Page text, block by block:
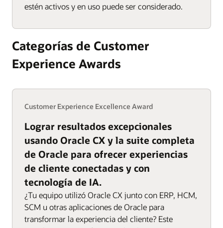
estén activos y en uso puede ser considerado.
Categorías de Customer
Experience Awards
Customer Experience Excellence Award
Lograr resultados excepcionales
usando Oracle CX y la suite completa
de Oracle para ofrecer experiencias
de cliente conectadas y con
tecnología de IA.
¿Tu equipo utilizó Oracle CX junto con ERP, HCM,
SCM u otras aplicaciones de Oracle para
transformar la experiencia del cliente? Este